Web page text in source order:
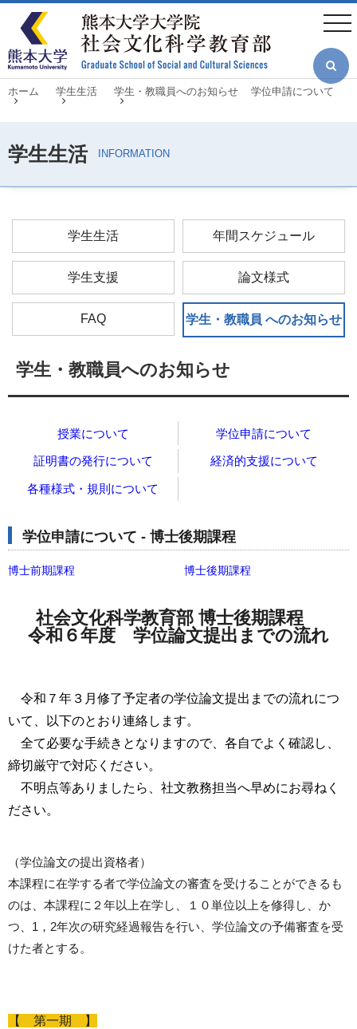
メ
ン
テ
ン
にパ
ン
ホーム 学生生活 学生・教職員へのお知らせ 学位申請について
学生生活 年間スケジュール
学生支援 論文様式
FAQ 学生・教職員 へのお知らせ
学生・教職員へのお知らせ
授業について 学位申請について
証明書の発行について 経済的支援について
各種様式・規則について
学位申請について - 博士後期課程
博士前期課程 博士後期課程
社会文化科学教育部 博士後期課程
令和６年度 学位論文提出までの流れ
令和７年３月修了予定者の学位論文提出までの流れにつ
いて、以下のとおり連絡します。
全て必要な手続きとなりますので、各自でよく確認し、
締切厳守で対応ください。
不明点等ありましたら、社文教務担当へ早めにお尋ねく
ださい。
（学位論文の提出資格者）
本課程に在学する者で学位論文の審査を受けることができるも
のは、本課程に２年以上在学し、１０単位以上を修得し、か
つ、1，2年次の研究経過報告を行い、学位論文の予備審査を受
けた者とする。
【 第一期 】